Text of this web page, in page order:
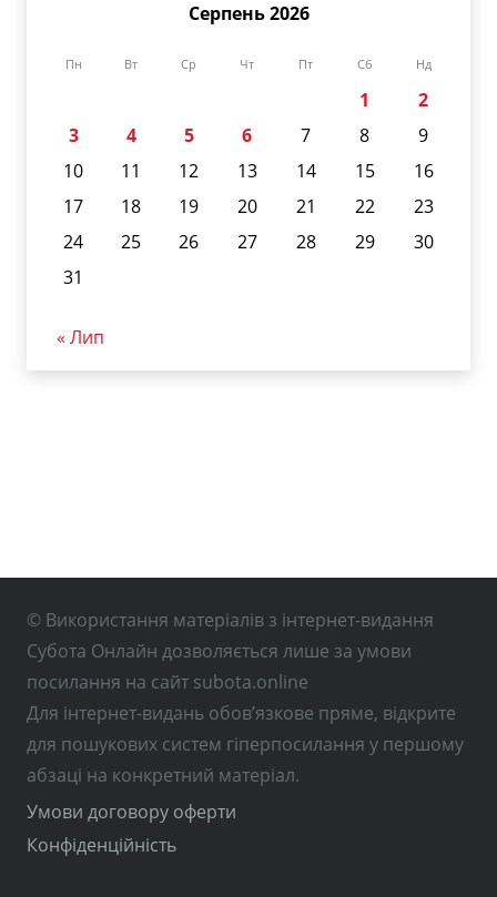
Серпень 2026
Пн Вт Ср Чт Пт Сб Нд
1
2
3
4 5 6 7 8
9
10
11 12 13 14 15
16
17
18 19 20 21 22
23
24
25 26 27 28 29
30
31
« Лип
© Використання матеріалів з інтернет-видання
Субота Онлайн дозволяється лише за умови
посилання на сайт subota.online
Для інтернет-видань обов’язкове пряме, відкрите
для пошукових систем гіперпосилання у першому
абзаці на конкретний матеріал.
Умови договору оферти
Конфіденційність